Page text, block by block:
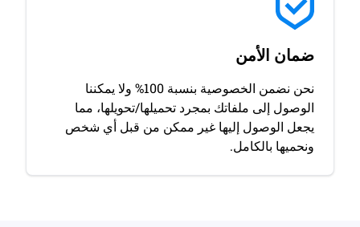
ضمان الأمن
نحن نضمن الخصوصية بنسبة 100% ولا يمكننا
الوصول إلى ملفاتك بمجرد تحميلها/تحويلها، مما
يجعل الوصول إليها غير ممكن من قبل أي شخص
ونحميها بالكامل.